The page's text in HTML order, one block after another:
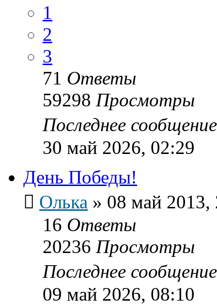
1
2
3
71 Ответы
59298 Просмотры
Последнее
30 май 2026, 02:29
День Победы!
Олька » 08 май 2013,
16 Ответы
20236 Просмотры
Последнее
09 май 2026, 08:10